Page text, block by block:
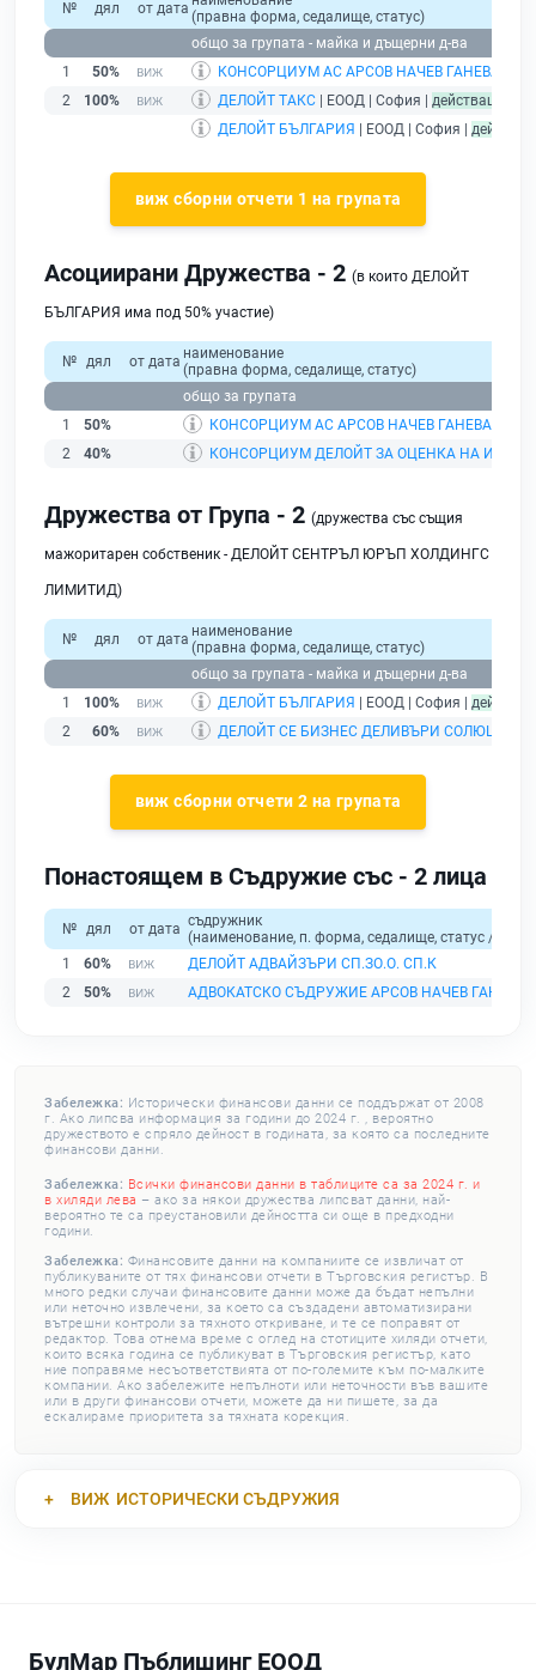
№ дял от дата (правна форма, седалище, статус)
общо за групата - майка и дъщерни д-ва
1
50%
КОНСОРЦИУМ АС АРСОВ НАЧЕВ ГАНЕВА И
2
100% ДЕЛОЙТ ТАКС | ЕООД | София | действащ
ДЕЛОЙТ БЪЛГАРИЯ
| ЕООД | София |
виж сборни отчети 1 на групата
Асоциирани Дружества - 2 (в които ДЕЛОЙТ
БЪЛГАРИЯ има под 50% участие)
№ дял от дата наименование
(правна форма, седалище, статус)
общо за групата
1
50%
КОНСОРЦИУМ АС АРСОВ НАЧЕВ ГАНЕВА И
2
40% КОНСОРЦИУМ ДЕЛОЙТ ЗА ОЦЕНКА НА ИТ
Дружества от Група - 2 (дружества със същия
мажоритарен собственик - ДЕЛОЙТ СЕНТРЪЛ ЮРЪП ХОЛДИНГС
ЛИМИТИД)
№ дял от дата наименование
(правна форма, седалище, статус)
общо за групата - майка и дъщерни д-ва
1
100% ДЕЛОЙТ БЪЛГАРИЯ | ЕООД | София |
2
60% ДЕЛОЙТ СЕ БИЗНЕС ДЕЛИВЪРИ СОЛЮШЪНС
виж сборни отчети 2 на групата
Понастоящем в Съдружие със - 2 лица
№ дял от дата съдружник
(наименование, п. форма, седалище, статус /
1
60%
ДЕЛОЙТ АДВАЙЗЪРИ СП.ЗО.О. СП.К
2
50% АДВОКАТСКО СЪДРУЖИЕ АРСОВ НАЧЕВ ГАНЕВА
Забележка: Исторически финансови данни се поддържат от 2008
г. Ако липсва информация за години до 2024 г. , вероятно
дружеството е спряло дейност в годината, за която са последните
финансови данни.
Забележка: Всички финансови данни в таблиците са за 2024 г. и
в хиляди лева – ако за някои дружества липсват данни, най-
вероятно те са преустановили дейността си още в предходни
години.
Забележка: Финансовите данни на компаниите се извличат от
публикуваните от тях финансови отчети в Търговския регистър. В
много редки случаи финансовите данни може да бъдат непълни
или неточно извлечени, за което са създадени автоматизирани
вътрешни контроли за тяхното откриване, и те се поправят от
редактор. Това отнема време с оглед на стотиците хиляди отчети,
които всяка година се публикуват в Търговския регистър, като
ние поправяме несъответствията от по-големите към по-малките
компании. Ако забележите непълноти или неточности във вашите
или в други финансови отчети, можете да ни пишете, за да
ескалираме приоритета за тяхната корекция.
ВИЖ ИСТОРИЧЕСКИ СЪДРУЖИЯ
БулМар Пъблишинг ЕООД